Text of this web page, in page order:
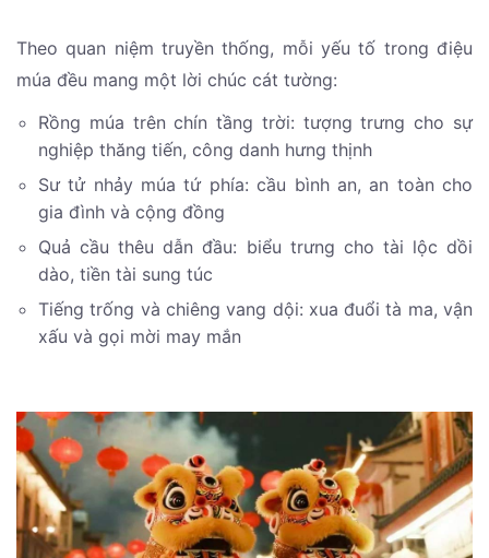
Theo quan niệm truyền thống, mỗi yếu tố trong điệu
múa đều mang một lời chúc cát tường:
Rồng múa trên chín tầng trời: tượng trưng cho sự
nghiệp thăng tiến, công danh hưng thịnh
Sư tử nhảy múa tứ phía: cầu bình an, an toàn cho
gia đình và cộng đồng
Quả cầu thêu dẫn đầu: biểu trưng cho tài lộc dồi
dào, tiền tài sung túc
Tiếng trống và chiêng vang dội: xua đuổi tà ma, vận
xấu và gọi mời may mắn